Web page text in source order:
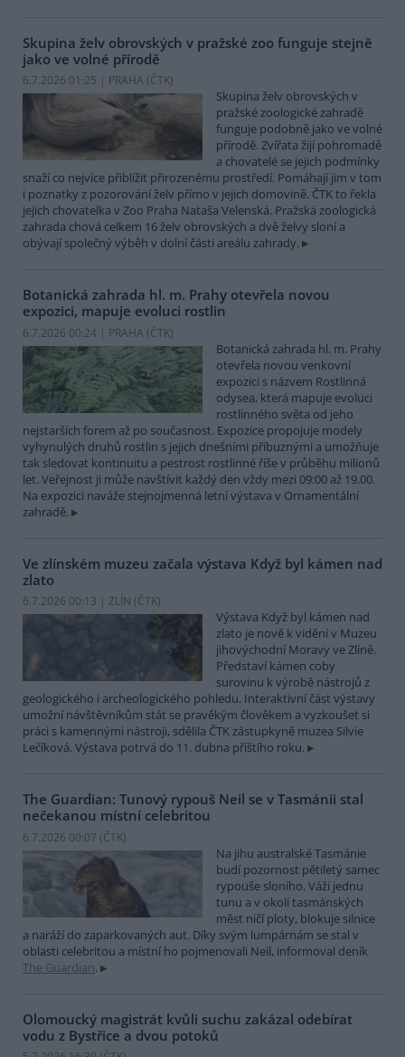
Skupina želv obrovských v pražské zoo funguje stejně
jako ve volné přírodě
6.7.2026 01:25 | PRAHA (ČTK)
Skupina želv obrovských v
pražské zoologické zahradě
funguje podobně jako ve volné
přírodě. Zvířata žijí pohromadě
a chovatelé se jejich podmínky
snaží co nejvíce přiblížit přirozenému prostředí. Pomáhají jim v tom
i poznatky z pozorování želv přímo v jejich domovině. ČTK to řekla
jejich chovatelka v Zoo Praha Nataša Velenská. Pražská zoologická
zahrada chová celkem 16 želv obrovských a dvě želvy sloní a
obývají společný výběh v dolní části areálu zahrady.
Botanická zahrada hl. m. Prahy otevřela novou
expozici, mapuje evoluci rostlin
6.7.2026 00:24 | PRAHA (ČTK)
Botanická zahrada hl. m. Prahy
otevřela novou venkovní
expozici s názvem Rostlinná
odysea, která mapuje evoluci
rostlinného světa od jeho
nejstarších forem až po současnost. Expozice propojuje modely
vyhynulých druhů rostlin s jejich dnešními příbuznými a umožňuje
tak sledovat kontinuitu a pestrost rostlinné říše v průběhu milionů
let. Veřejnost ji může navštívit každý den vždy mezi 09:00 až 19.00.
Na expozici naváže stejnojmenná letní výstava v Ornamentální
zahradě.
Ve zlínském muzeu začala výstava Když byl kámen nad
zlato
6.7.2026 00:13 | ZLÍN (ČTK)
Výstava Když byl kámen nad
zlato je nově k vidění v Muzeu
jihovýchodní Moravy ve Zlíně.
Představí kámen coby
surovinu k výrobě nástrojů z
geologického i archeologického pohledu. Interaktivní část výstavy
umožní návštěvníkům stát se pravěkým člověkem a vyzkoušet si
práci s kamennými nástroji, sdělila ČTK zástupkyně muzea Silvie
Lečíková. Výstava potrvá do 11. dubna příštího roku.
The Guardian: Tunový rypouš Neil se v Tasmánii stal
nečekanou místní celebritou
6.7.2026 00:07 (ČTK)
Na jihu australské Tasmánie
budí pozornost pětiletý samec
rypouše sloního. Váží jednu
tunu a v okolí tasmánských
měst ničí ploty, blokuje silnice
a naráží do zaparkovaných aut. Díky svým lumpárnám se stal v
oblasti celebritou a místní ho pojmenovali Neil, informoval deník
The Guardian.
Olomoucký magistrát kvůli suchu zakázal odebírat
vodu z Bystřice a dvou potoků